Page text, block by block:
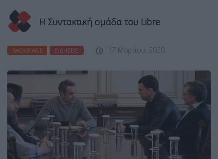
Η Συντακτική ομάδα του Libre
BACKSTAGE ΕΙΔΉΣΕΙΣ 17 Μαρτίου, 2020